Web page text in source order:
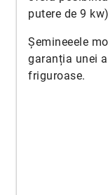
putere de 9
Șemineeele
garanția unei
friguroase.